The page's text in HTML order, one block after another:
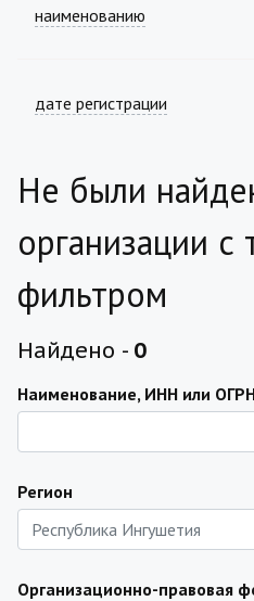
наименованию
дате регистрации
Не были
организации с
фильтром
Найдено - 0
Наименование, ИНН или
Регион
Организационно-правовая